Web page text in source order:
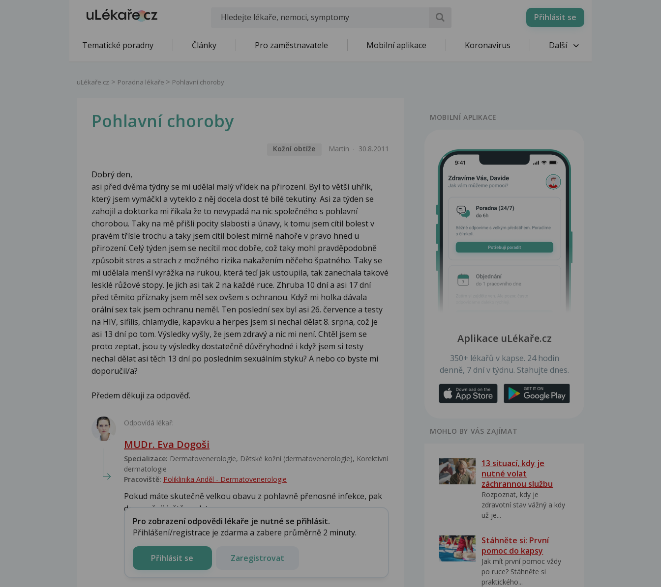
Přihlásit se
Tematické poradny Články Pro zaměstnavatele Mobilní aplikace Koronavirus Další
uLékaře.cz Poradna lékaře Pohlavní choroby
Pohlavní choroby
Kožní obtíže Martin 30.8.2011
Dobrý den,
asi před dvěma týdny se mi udělal malý vřídek na přirození. Byl to větší uhřík,
který jsem vymáčkl a vyteklo z něj docela dost té bílé tekutiny. Asi za týden se
zahojil a doktorka mi říkala že to nevypadá na nic společného s pohlavní
chorobou. Taky na mě přišli pocity slabosti a únavy, k tomu jsem cítil bolest v
pravém třísle trochu a taky jsem cítil bolest mírně nahoře v pravo hned u
přirození. Celý týden jsem se necítil moc dobře, což taky mohl pravděpodobně
způsobit stres a strach z možného rizika nakažením něčeho špatného. Taky se
mi udělala menší vyrážka na rukou, která teď jak ustoupila, tak zanechala takové
lesklé růžové stopy. Je jich asi tak 2 na každé ruce. Zhruba 10 dní a asi 17 dní
před těmito příznaky jsem měl sex ovšem s ochranou. Když mi holka dávala
orální sex tak jsem ochranu neměl. Ten poslední sex byl asi 26. července a testy
na HIV, sifilis, chlamydie, kapavku a herpes jsem si nechal dělat 8. srpna, což je
asi 13 dní po tom. Výsledky vyšly, že jsem zdravý a nic mi není. Chtěl jsem se
proto zeptat, jsou ty výsledky dostatečně důvěryhodné i když jsem si testy
nechal dělat asi těch 13 dní po posledním sexuálním styku? A nebo co byste mi
doporučil/a?
Předem děkuji za odpověď.
Odpovídá lékař:
MUDr. Eva Dogoši
Specializace: Dermatovenerologie, Dětské kožní (dermatovenerologie), Korektivní
dermatologie
Pracoviště: Poliklinika Anděl - Dermatovenerologie
Pokud máte skutečně velkou obavu z pohlavně přenosné infekce, pak
doporučuji ještě s odstup...
Pro zobrazení odpovědi lékaře je nutné se přihlásit.
Přihlášení/registrace je zdarma a zabere průměrně 2 minuty.
Přihlásit se Zaregistrovat
MOBILNÍ APLIKACE
Aplikace uLékaře.cz
350+ lékařů v kapse. 24 hodin
denně, 7 dní v týdnu. Stahujte dnes.
MOHLO BY VÁS ZAJÍMAT
13 situací, kdy je
nutné volat
záchrannou službu
Rozpoznat, kdy je
zdravotní stav vážný a kdy
už je...
Stáhněte si: První
pomoc do kapsy
Jak mít první pomoc vždy
po ruce? Stáhněte si
praktického...